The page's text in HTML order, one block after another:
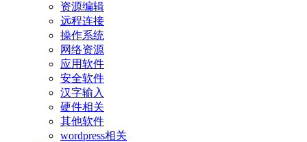
资源编辑
远程连接
操作系统
网络资源
应用软件
安全软件
汉字输入
硬件相关
其他软件
wordpress相关